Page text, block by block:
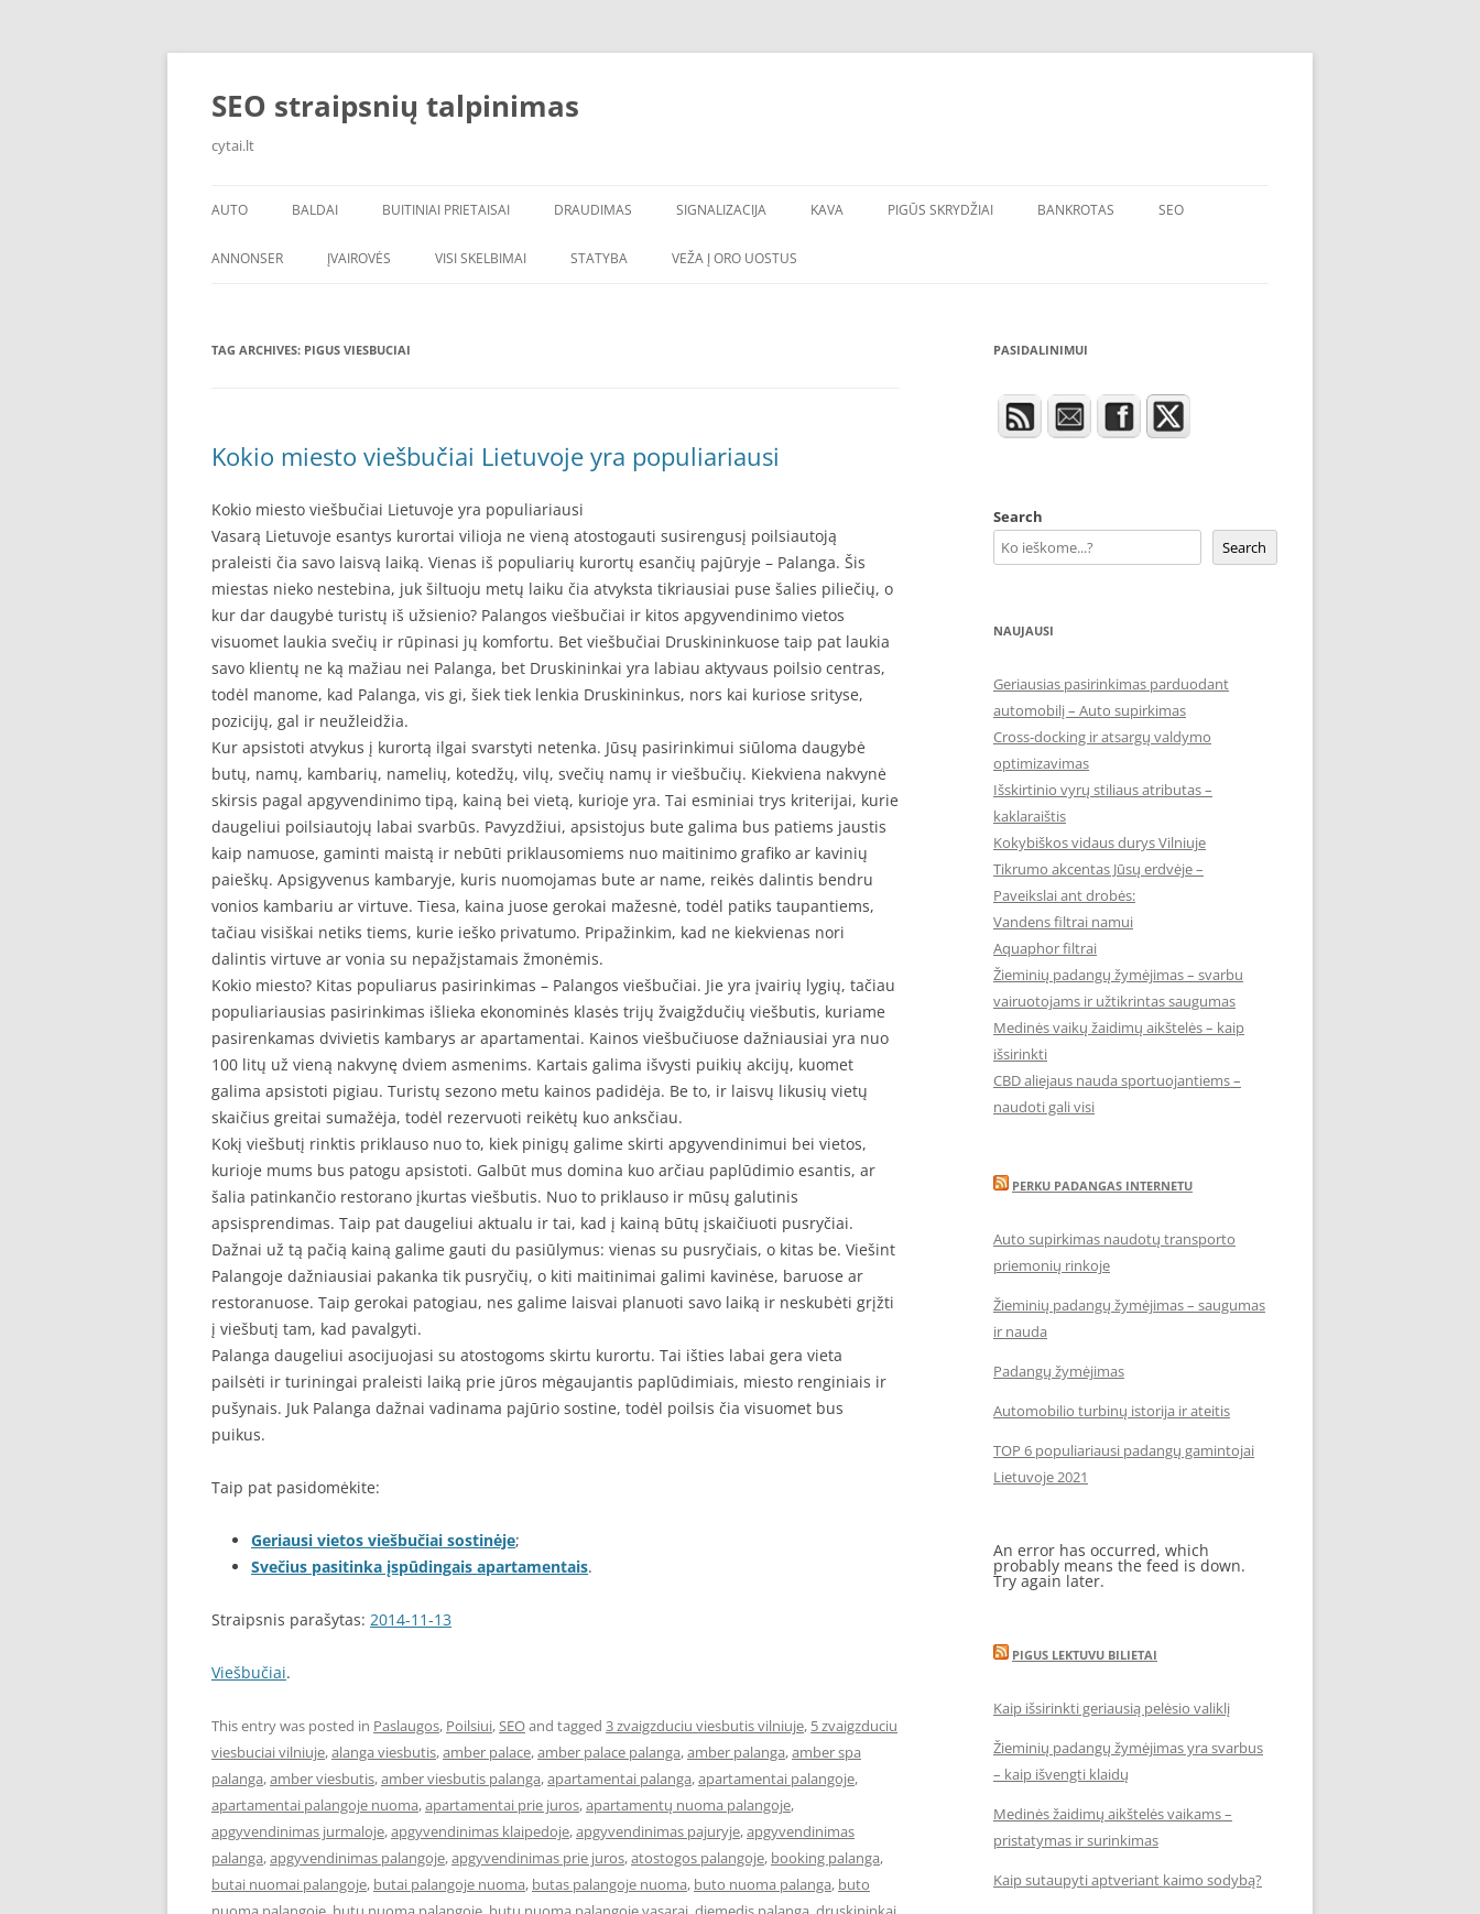
Skip
SEO straipsnių talpinimas
cytai.lt
AUTO
PADANGOS
BALDAI BUITINIAI PRIETAISAI DRAUDIMAS SIGNALIZACIJA KAVA PIGŪS SKRYDŽIAI BANKROTAS SEO
ANNONSER ĮVAIROVĖS VISI SKELBIMAI STATYBA VEŽA Į ORO UOSTUS
TAG ARCHIVES: PIGUS VIESBUCIAI
Kokio miesto viešbučiai Lietuvoje yra populiariausi
Kokio miesto viešbučiai Lietuvoje yra populiariausi
Vasarą Lietuvoje esantys kurortai vilioja ne vieną atostogauti susirengusį poilsiautoją
praleisti čia savo laisvą laiką. Vienas iš populiarių kurortų esančių pajūryje – Palanga. Šis
miestas nieko nestebina, juk šiltuoju metų laiku čia atvyksta tikriausiai puse šalies piliečių, o
kur dar daugybė turistų iš užsienio? Palangos viešbučiai ir kitos apgyvendinimo vietos
visuomet laukia svečių ir rūpinasi jų komfortu. Bet viešbučiai Druskininkuose taip pat laukia
savo klientų ne ką mažiau nei Palanga, bet Druskininkai yra labiau aktyvaus poilsio centras,
todėl manome, kad Palanga, vis gi, šiek tiek lenkia Druskininkus, nors kai kuriose srityse,
pozicijų, gal ir neužleidžia.
Kur apsistoti atvykus į kurortą ilgai svarstyti netenka. Jūsų pasirinkimui siūloma daugybė
butų, namų, kambarių, namelių, kotedžų, vilų, svečių namų ir viešbučių. Kiekviena nakvynė
skirsis pagal apgyvendinimo tipą, kainą bei vietą, kurioje yra. Tai esminiai trys kriterijai, kurie
daugeliui poilsiautojų labai svarbūs. Pavyzdžiui, apsistojus bute galima bus patiems jaustis
kaip namuose, gaminti maistą ir nebūti priklausomiems nuo maitinimo grafiko ar kavinių
paieškų. Apsigyvenus kambaryje, kuris nuomojamas bute ar name, reikės dalintis bendru
vonios kambariu ar virtuve. Tiesa, kaina juose gerokai mažesnė, todėl patiks taupantiems,
tačiau visiškai netiks tiems, kurie ieško privatumo. Pripažinkim, kad ne kiekvienas nori
dalintis virtuve ar vonia su nepažįstamais žmonėmis.
Kokio miesto? Kitas populiarus pasirinkimas – Palangos viešbučiai. Jie yra įvairių lygių, tačiau
populiariausias pasirinkimas išlieka ekonominės klasės trijų žvaigždučių viešbutis, kuriame
pasirenkamas dvivietis kambarys ar apartamentai. Kainos viešbučiuose dažniausiai yra nuo
100 litų už vieną nakvynę dviem asmenims. Kartais galima išvysti puikių akcijų, kuomet
galima apsistoti pigiau. Turistų sezono metu kainos padidėja. Be to, ir laisvų likusių vietų
skaičius greitai sumažėja, todėl rezervuoti reikėtų kuo anksčiau.
Kokį viešbutį rinktis priklauso nuo to, kiek pinigų galime skirti apgyvendinimui bei vietos,
kurioje mums bus patogu apsistoti. Galbūt mus domina kuo arčiau paplūdimio esantis, ar
šalia patinkančio restorano įkurtas viešbutis. Nuo to priklauso ir mūsų galutinis
apsisprendimas. Taip pat daugeliui aktualu ir tai, kad į kainą būtų įskaičiuoti pusryčiai.
Dažnai už tą pačią kainą galime gauti du pasiūlymus: vienas su pusryčiais, o kitas be. Viešint
Palangoje dažniausiai pakanka tik pusryčių, o kiti maitinimai galimi kavinėse, baruose ar
restoranuose. Taip gerokai patogiau, nes galime laisvai planuoti savo laiką ir neskubėti grįžti
į viešbutį tam, kad pavalgyti.
Palanga daugeliui asocijuojasi su atostogoms skirtu kurortu. Tai išties labai gera vieta
pailsėti ir turiningai praleisti laiką prie jūros mėgaujantis paplūdimiais, miesto renginiais ir
pušynais. Juk Palanga dažnai vadinama pajūrio sostine, todėl poilsis čia visuomet bus
puikus.
Taip pat pasidomėkite:
Geriausi vietos viešbučiai sostinėje;
Svečius pasitinka įspūdingais apartamentais.
Straipsnis parašytas: 2014-11-13
Viešbučiai.
This entry was posted in Paslaugos, Poilsiui,SEOand tagged 3 zvaigzduciu viesbutis vilniuje, 5 zvaigzduciu
viesbuciai vilniuje,alanga viesbutis,amber palace,amber palace palanga,amber palanga,amber spa
palanga,amber viesbutis,amber viesbutis palanga,apartamentai palanga,apartamentai palangoje,
apartamentai palangoje nuoma,apartamentai prie juros,apartamentų nuoma palangoje,
apgyvendinimas jurmaloje,apgyvendinimas klaipedoje,apgyvendinimas pajuryje,apgyvendinimas
palanga,apgyvendinimas palangoje,apgyvendinimas prie juros,atostogos palangoje, booking palanga,
butai nuomai palangoje, butai palangoje nuoma, butas palangoje nuoma, buto nuoma palanga, buto
PASIDALINIMUI
Search
Search
NAUJAUSI
Geriausias pasirinkimas parduodant
automobilį – Auto supirkimas
Cross-docking ir atsargų valdymo
optimizavimas
Išskirtinio vyrų stiliaus atributas –
kaklaraištis
Kokybiškos vidaus durys Vilniuje
Tikrumo akcentas Jūsų erdvėje –
Paveikslai ant drobės:
Vandens filtrai namui
Aquaphor filtrai
Žieminių padangų žymėjimas – svarbu
vairuotojams ir užtikrintas saugumas
Medinės vaikų žaidimų aikštelės – kaip
išsirinkti
CBD aliejaus nauda sportuojantiems –
naudoti gali visi
PERKU PADANGAS INTERNETU
Auto supirkimas naudotų transporto
priemonių rinkoje
Žieminių padangų žymėjimas – saugumas
ir nauda
Padangų žymėjimas
Automobilio turbinų istorija ir ateitis
TOP 6 populiariausi padangų gamintojai
Lietuvoje 2021
An error has occurred, which
probably means the feed is down.
Try again later.
PIGUS LEKTUVU BILIETAI
Kaip išsirinkti geriausią pelėsio valiklį
Žieminių padangų žymėjimas yra svarbus
– kaip išvengti klaidų
Medinės žaidimų aikštelės vaikams –
pristatymas ir surinkimas
Kaip sutaupyti aptveriant kaimo sodybą?